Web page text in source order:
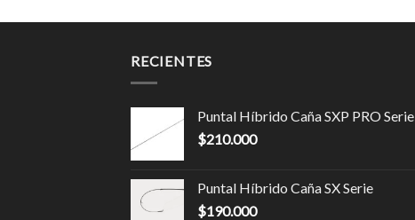
RECIENTES
Puntal Híbrido Caña SXP PRO Serie
$210.000
Puntal Híbrido Caña SX Serie
$190.000